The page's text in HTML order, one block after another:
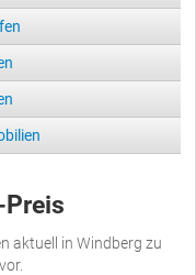
Preis
aktuell in Windberg zu